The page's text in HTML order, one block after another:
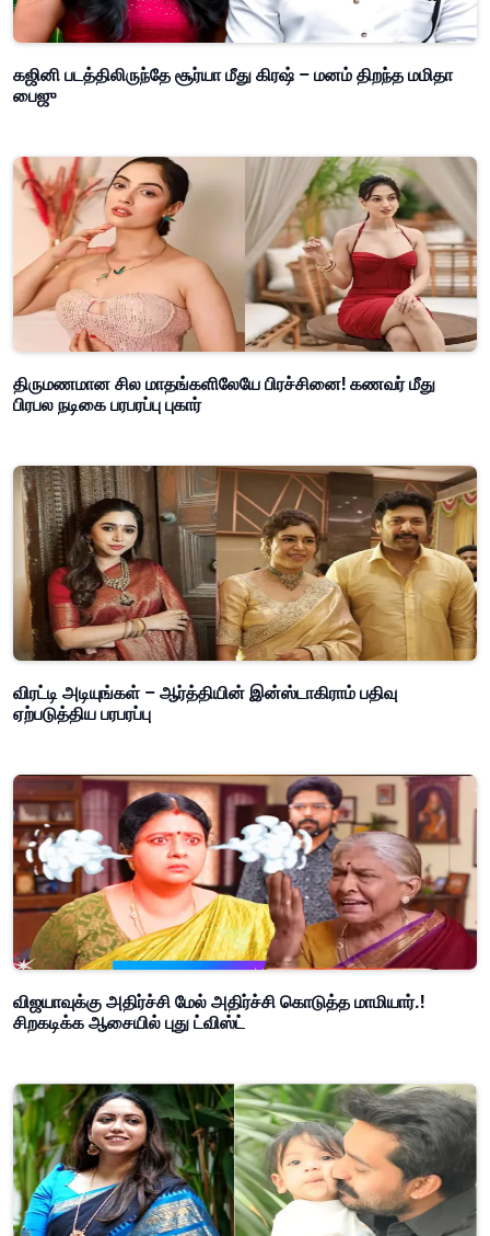
கஜினி படத்திலிருந்தே சூர்யா மீது கிரஷ் – மனம் திறந்த மமிதா
பைஜு
திருமணமான சில மாதங்களிலேயே பிரச்சினை! கணவர் மீது
பிரபல நடிகை பரபரப்பு புகார்
விரட்டி அடியுங்கள் – ஆர்த்தியின் இன்ஸ்டாகிராம் பதிவு
ஏற்படுத்திய பரபரப்பு
விஜயாவுக்கு அதிர்ச்சி மேல் அதிர்ச்சி கொடுத்த மாமியார்.!
சிறகடிக்க ஆசையில் புது ட்விஸ்ட்